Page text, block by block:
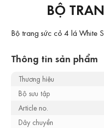
BỘ
Bộ trang sức cỏ 4 lá White
Thông tin sản phẩm
Thương hiệu
Bộ sưu tập
Article no.
Dây chuyền